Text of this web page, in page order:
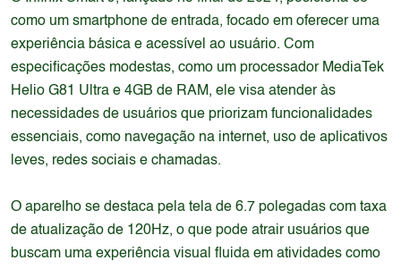
como um smartphone de entrada, focado em oferecer uma
experiência básica e acessível ao usuário. Com
especificações modestas, como um processador MediaTek
Helio G81 Ultra e 4GB de RAM, ele visa atender às
necessidades de usuários que priorizam funcionalidades
essenciais, como navegação na internet, uso de aplicativos
leves, redes sociais e chamadas.
O aparelho se destaca pela tela de 6.7 polegadas com taxa
de atualização de 120Hz, o que pode atrair usuários que
buscam uma experiência visual fluida em atividades como